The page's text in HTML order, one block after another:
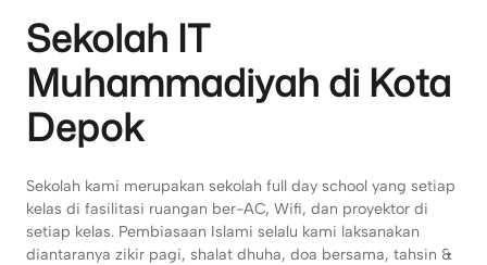
Sekolah IT
Muhammadiyah di Kota
Depok
Sekolah kami merupakan sekolah full day school yang setiap
kelas di fasilitasi ruangan ber-AC, Wifi, dan proyektor di
setiap kelas. Pembiasaan Islami selalu kami laksanakan
diantaranya zikir pagi, shalat dhuha, doa bersama, tahsin &